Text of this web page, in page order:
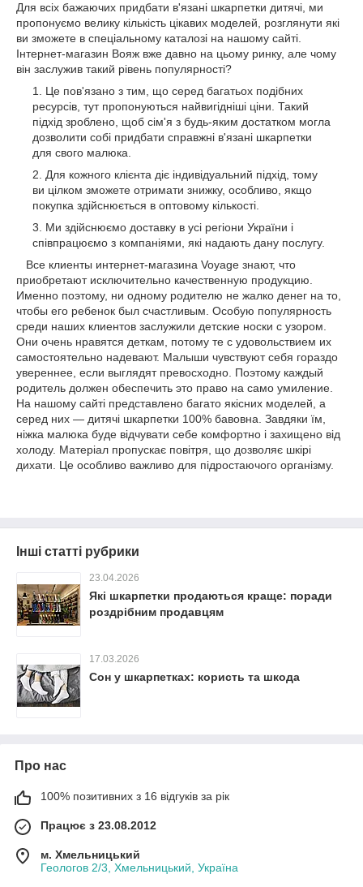
Для всіх бажаючих придбати в'язані шкарпетки дитячі, ми
пропонуємо велику кількість цікавих моделей, розглянути які
ви зможете в спеціальному каталозі на нашому сайті.
Інтернет-магазин Вояж вже давно на цьому ринку, але чому
він заслужив такий рівень популярності?
Це пов'язано з тим, що серед багатьох подібних
ресурсів, тут пропонуються найвигідніші ціни. Такий
підхід зроблено, щоб сім'я з будь-яким достатком могла
дозволити собі придбати справжні в'язані шкарпетки
для свого малюка.
Для кожного клієнта діє індивідуальний підхід, тому
ви цілком зможете отримати знижку, особливо, якщо
покупка здійснюється в оптовому кількості.
Ми здійснюємо доставку в усі регіони України і
співпрацюємо з компаніями, які надають дану послугу.
Все клиенты интернет-магазина Voyage знают, что
приобретают исключительно качественную продукцию.
Именно поэтому, ни одному родителю не жалко денег на то,
чтобы его ребенок был счастливым. Особую популярность
среди наших клиентов заслужили детские носки с узором.
Они очень нравятся деткам, потому те с удовольствием их
самостоятельно надевают. Малыши чувствуют себя гораздо
увереннее, если выглядят превосходно. Поэтому каждый
родитель должен обеспечить это право на само умиление.
На нашому сайті представлено багато якісних моделей, а
серед них ― дитячі шкарпетки 100% бавовна. Завдяки їм,
ніжка малюка буде відчувати себе комфортно і захищено від
холоду. Матеріал пропускає повітря, що дозволяє шкірі
дихати. Це особливо важливо для підростаючого організму.
Інші статті рубрики
23.04.2026
Які шкарпетки продаються краще: поради
роздрібним продавцям
17.03.2026
Сон у шкарпетках: користь та шкода
Про нас
100% позитивних з 16 відгуків за рік
Працює з 23.08.2012
м. Хмельницький
Геологов 2/3, Хмельницький, Україна